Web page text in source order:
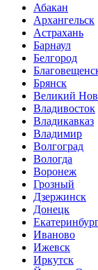
Абакан
Архангельск
Астрахань
Барнаул
Белгород
Брянск
Великий
Владивосток
Владикавказ
Владимир
Волгоград
Вологда
Воронеж
Грозный
Дзержинск
Донецк
Иваново
Ижевск
Иркутск